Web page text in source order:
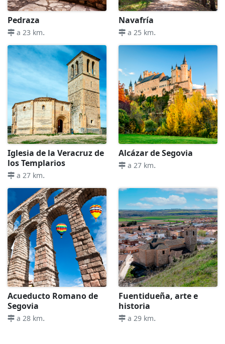
Pedraza
a 23 km.
Navafría
a 25 km.
Iglesia de la Veracruz de
los Templarios
a 27 km.
Alcázar de Segovia
a 27 km.
Acueducto Romano de
Segovia
a 28 km.
Fuentidueña, arte e
historia
a 29 km.